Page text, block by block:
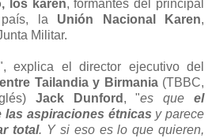
los karen, formantes del principal
país, la Unión Nacional Karen,
Militar.
explica el director ejecutivo del
Tailandia y Birmania(TBBC,
Jack Dunford , "es queel
aspiraciones étnicas y parece
total. Y si eso es lo que quieren,